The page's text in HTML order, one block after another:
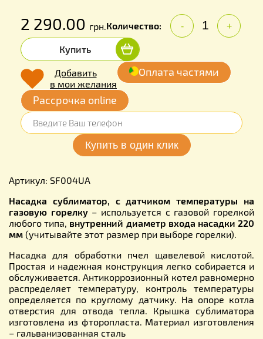
2 290.00 грн.Количество: - +
Купить
Добавить
в мои желания
Оплата частями
Рассрочка online
Артикул: SF004UA
Насадка сублиматор, с датчиком температуры на
газовую горелку– используется с газовой горелкой
любого типа, внутренний диаметр входа насадки 220
мм (учитывайте этот размер при выборе горелки).
Насадка для обработки пчел щавелевой кислотой.
Простая и надежная конструкция легко собирается и
обслуживается. Антикоррозионный котел равномерно
распределяет температуру, контроль температуры
определяется по круглому датчику. На опоре котла
отверстия для отвода тепла. Крышка сублиматора
изготовлена из фторопласта. Материал изготовления
– гальванизованная сталь